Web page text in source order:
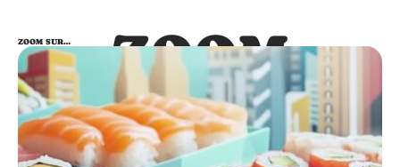
ZOOM
SUR…
ZOOM SUR…